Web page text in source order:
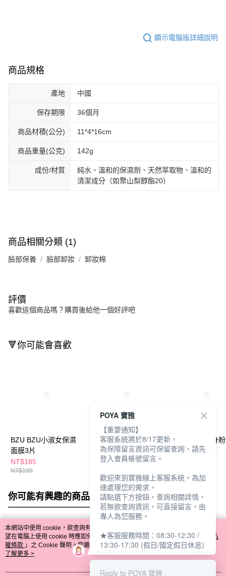
顯示電腦版詳細說明
商品規格
產地 中國
保存期限 36個月
商品材積(公分) 11*4*16cm
商品重量(公克) 142g
成份/材質
純水、溫和的保濕劑、天然萃取物、溫和的
清潔成分（如聚山梨醇酯20）
商品相關分類 (1)
臉部保養 臉部卸妝 卸妝棉
評價
喜歡這個商品嗎？購買後給他一個好評吧
🔻你可能會喜歡
BZU BZU小淑女保濕
面膜3片
NT$185
NT$199
Biore Zero爽身粉濕巾
20片-甜美花香
NT$159
Biore Zero爽身
20片-涼感花香
你可能有興趣的商品 全站排行
熱門標籤
本網站中使用 cookie，欲查詢有關本網站使用 cookie 方式之詳情，及若您不希
望在電腦上使用 cookie 時應如何變更電腦的 cookie 設定，請參閱本網站「
隱私
權條款 」之 Cookie 聲明。您繼續使用本網站即表示您同意本公司得按本網站使
用條款之 Cookie 聲明使用 cookie。
了解更多 >
POYA 寶雅
【重要通知】
客服系統將於8/17更新，
為保障留言資訊可保留查詢，請先
登入會員帳號留言。
歡迎來到寶雅線上客服系統。為加
速處理您的需求，
請點選下方按鈕，查詢相關詳情，
若無欲查詢資訊，可直接留言，由
專人為您服務。
★客服服務時間：08:30-12:30 /
13:30-17:30 (假日/國定假日休息)
Reply to POYA 寶雅